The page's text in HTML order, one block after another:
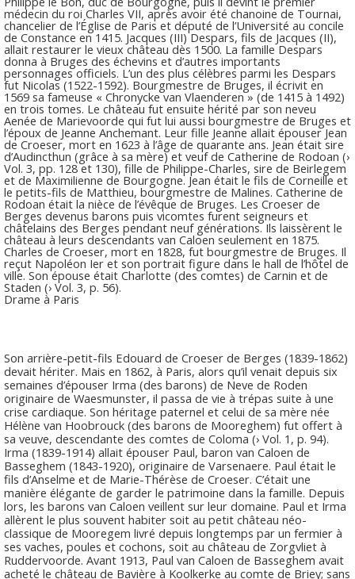
médecin du roi Charles VII, après avoir été chanoine de Tournai,
chancelier de l’Église de Paris et député de l’Université au concile
de Constance en 1415. Jacques (III) Despars, fils de Jacques (II),
allait restaurer le vieux château dès 1500. La famille Despars
donna à Bruges des échevins et d’autres importants
personnages officiels. L’un des plus célèbres parmi les Despars
fut Nicolas (1522-1592). Bourgmestre de Bruges, il écrivit en
1569 sa fameuse « Chronycke van Vlaenderen » (de 1415 à 1492)
en trois tomes. Le château fut ensuite hérité par son neveu
Aenée de Marievoorde qui fut lui aussi bourgmestre de Bruges et
l’époux de Jeanne Anchemant. Leur fille Jeanne allait épouser Jean
de Croeser, mort en 1623 à l’âge de quarante ans. Jean était sire
d’Audincthun (grâce à sa mère) et veuf de Catherine de Rodoan (›
Vol. 3, pp. 128 et 130), fille de Philippe-Charles, sire de Beirlegem
et de Maximilienne de Bourgogne. Jean était le fils de Corneille et
le petits-fils de Matthieu, bourgmestre de Malines. Catherine de
Rodoan était la nièce de l’évêque de Bruges. Les Croeser de
Berges devenus barons puis vicomtes furent seigneurs et
châtelains des Berges pendant neuf générations. Ils laissèrent le
château à leurs descendants van Caloen seulement en 1875.
Charles de Croeser, mort en 1828, fut bourgmestre de Bruges. Il
reçut Napoléon Ier et son portrait figure dans le hall de l’hôtel de
ville. Son épouse était Charlotte (des comtes) de Carnin et de
Staden (› Vol. 3, p. 56).
Drame à Paris
Son arrière-petit-fils Edouard de Croeser de Berges (1839-1862)
devait hériter. Mais en 1862, à Paris, alors qu’il venait depuis six
semaines d’épouser Irma (des barons) de Neve de Roden
originaire de Waesmunster, il passa de vie à trépas suite à une
crise cardiaque. Son héritage paternel et celui de sa mère née
Hélène van Hoobrouck (des barons de Mooreghem) fut offert à
sa veuve, descendante des comtes de Coloma (› Vol. 1, p. 94).
Irma (1839-1914) allait épouser Paul, baron van Caloen de
Basseghem (1843-1920), originaire de Varsenaere. Paul était le
fils d’Anselme et de Marie-Thérèse de Croeser. C’était une
manière élégante de garder le patrimoine dans la famille. Depuis
lors, les barons van Caloen veillent sur leur domaine. Paul et Irma
allèrent le plus souvent habiter soit au petit château néo-
classique de Mooregem livré depuis longtemps par un fermier à
ses vaches, poules et cochons, soit au château de Zorgvliet à
Ruddervoorde. Avant 1913, Paul van Caloen de Basseghem avait
acheté le château de Bavière à Koolkerke au comte de Briey; sans